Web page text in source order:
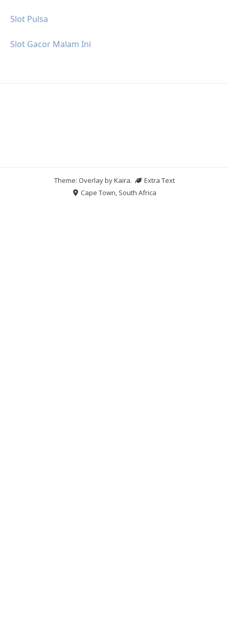
Slot Pulsa
Slot Gacor Malam Ini
Theme: Overlay byKaira.
Extra Text
Cape Town, South Africa